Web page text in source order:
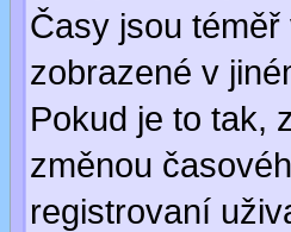
Časy jsou
zobrazené v
Pokud je to tak,
změnou
registrovaní